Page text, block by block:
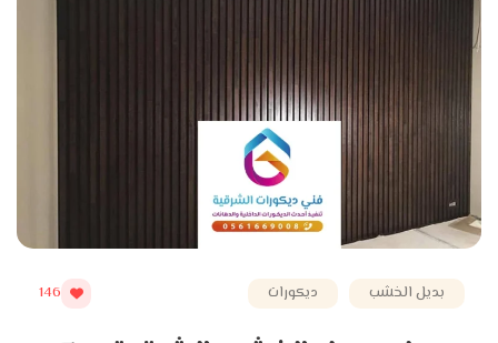
بديل الخشب ديكورات 146